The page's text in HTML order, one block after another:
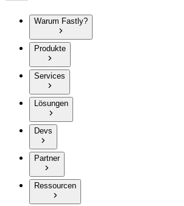
Warum Fastly?
Produkte
Services
Lösungen
Devs
Partner
Ressourcen